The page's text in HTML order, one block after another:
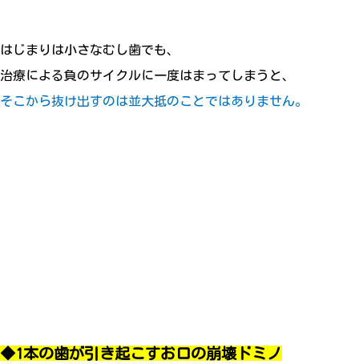
はじまりは小さなむし歯でも、
治療による負のサイクルに一度はまってしまうと、
そこから抜け出すのは並大抵のことではありません。
◆1本の歯が引き起こすお口の崩壊ドミノ